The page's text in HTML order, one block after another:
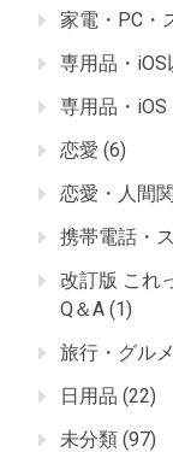
家電・PC・
専用品・iOS
専用品・iOS
恋愛 (6)
恋愛・人間
携帯電話・
改訂版 これ
Q＆A (1)
旅行・グルメ
日用品 (22)
未分類 (97)